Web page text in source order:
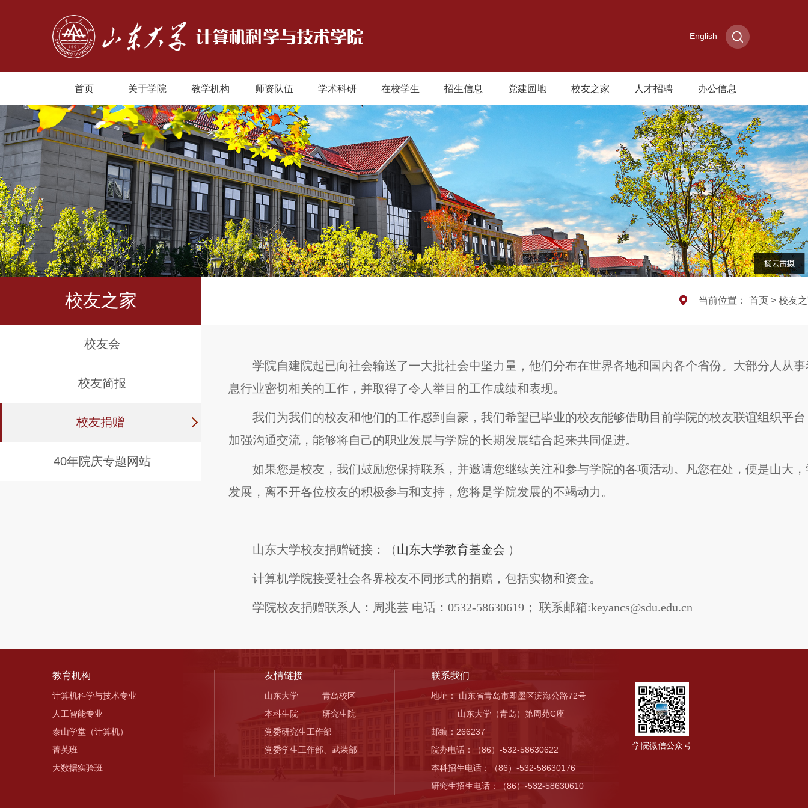
English
首页 关于学院 教学机构 师资队伍 学术科研 在校学生 招生信息 党建园地 校友之家 人才招聘 办公信息
校友之家
校友会
校友简报
校友捐赠
40年院庆专题网站
当前位置： 首页 > 校友
学院自建院起已向社会输送了一大批社会中坚力量，他们分布在世界各地和国内各个省份。大部分人从
息行业密切相关的工作，并取得了令人举目的工作成绩和表现。
我们为我们的校友和他们的工作感到自豪，我们希望已毕业的校友能够借助目前学院的校友联谊组织平
加强沟通交流，能够将自己的职业发展与学院的长期发展结合起来共同促进。
如果您是校友，我们鼓励您保持联系，并邀请您继续关注和参与学院的各项活动。凡您在处，便是山大
发展，离不开各位校友的积极参与和支持，您将是学院发展的不竭动力。
山东大学校友捐赠链接：（山东大学教育基金会 ）
计算机学院接受社会各界校友不同形式的捐赠，包括实物和资金。
学院校友捐赠联系人：周兆芸 电话：0532-58630619； 联系邮箱:keyancs@sdu.edu.cn
教育机构
计算机科学与技术专业
人工智能专业
泰山学堂（计算机）
菁英班
大数据实验班
友情链接
山东大学
青岛校区
本科生院
研究生院
党委研究生工作部
党委学生工作部、武装部
联系我们
地址： 山东省青岛市即墨区滨海公路72号
山东大学（青岛）第周苑C座
邮编：266237
院办电话：（86）-532-58630622
本科招生电话：（86）-532-58630176
研究生招生电话：（86）-532-58630610
学院微信公众号